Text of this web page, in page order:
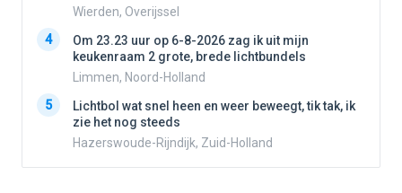
Wierden, Overijssel
4
Om 23.23 uur op 6-8-2026 zag ik uit mijn
keukenraam 2 grote, brede lichtbundels
Limmen, Noord-Holland
5
Lichtbol wat snel heen en weer beweegt, tik tak, ik
zie het nog steeds
Hazerswoude-Rijndijk, Zuid-Holland